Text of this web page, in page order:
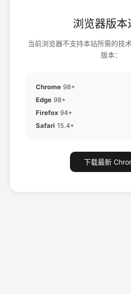
浏览器版本
当前浏览器不支持本站所需的技
版本：
Chrome 98+
Edge 98+
Firefox 94+
Safari 15.4+
下载最新